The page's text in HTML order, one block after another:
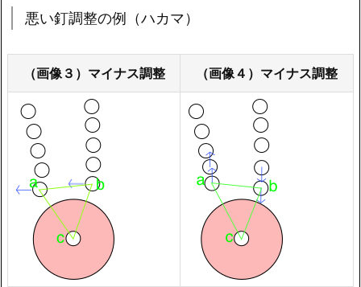
悪い釘調整の例（ハカマ）
（画像３）マイナス調整 （画像４）マイナス調整